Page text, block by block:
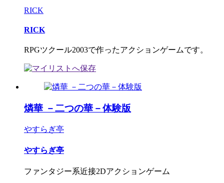
RICK
RICK
RPGツクール2003で作ったアクションゲームです。
燐華 －二つの華－体験版
やすらぎ亭
やすらぎ亭
ファンタジー系近接2Dアクションゲーム